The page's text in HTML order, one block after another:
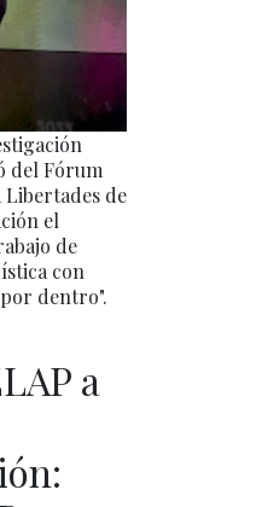
del Fórum
de
el
de
con
dentro".
a